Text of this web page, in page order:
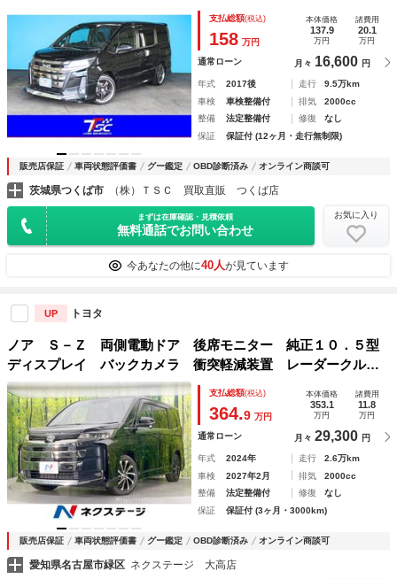
スライドドア／セーフティセンスＣ／プリクラッシュセーフテ
ィ／ＣＯＳＭＩＣＤＩＡＶＯＬＥＴＴＯ１８ＡＷ
支払総額(税込)
158 万円
本体価格
137.9
万円
諸費用
20.1
万円
通常ローン 月々 16,600 円
年式 2017後 走行
9.5万km
車検
車検整備付 排気
2000cc
整備
法定整備付 修復
なし
保証
保証付 (12ヶ月・走行無制限)
販売店保証 車両状態評価書 グー鑑定 OBD診断済み オンライン商談可
茨城県つくば市 （株）ＴＳＣ 買取直販 つくば店
まずは在庫確認・見積依頼
無料通話でお問い合わせ
お気に入り
今あなたの他に40人が見ています
UP トヨタ
ノア Ｓ－Ｚ 両側電動ドア 後席モニター 純正１０．５型
ディスプレイ バックカメラ 衝突軽減装置 レーダークルー
ズ 禁煙車 コーナーセンサー スマートキー ＬＥＤヘッ
ド ＥＴＣ２．０ 純正１６インチアルミ
支払総額(税込)
364.9 万円
本体価格
353.1
万円
諸費用
11.8
万円
通常ローン 月々 29,300 円
年式 2024年 走行
2.6万km
車検
2027年2月 排気
2000cc
整備
法定整備付 修復
なし
保証
保証付 (3ヶ月・3000km)
販売店保証 車両状態評価書 グー鑑定 OBD診断済み オンライン商談可
愛知県名古屋市緑区 ネクステージ 大高店